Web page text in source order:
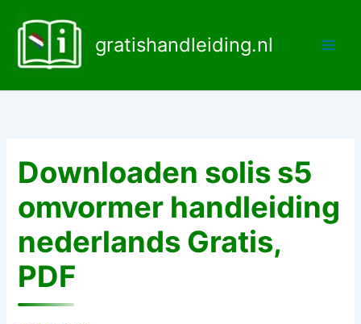
naar
inhoud
gratishandleiding.nl
Downloaden solis s5
omvormer handleiding
nederlands Gratis,
PDF